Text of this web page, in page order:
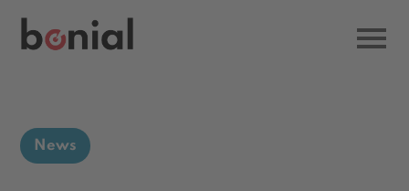
News